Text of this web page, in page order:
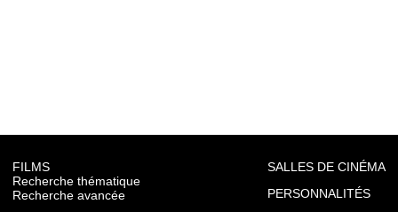
FILMS
Recherche thématique
Recherche avancée
SALLES DE CINÉMA
PERSONNALITÉS